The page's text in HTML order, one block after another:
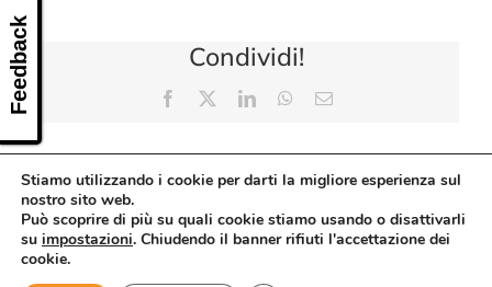
Condividi!
Facebook LinkedInWhatsApp
Email
Stiamo utilizzando i cookie per darti la migliore esperienza sul
nostro sito web.
Può scoprire di più su quali cookie stiamo usando o disattivarli
su impostazioni. Chiudendo il banner rifiuti l'accettazione dei
cookie.
Feedback